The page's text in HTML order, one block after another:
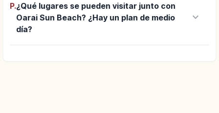
P.¿Qué lugares se pueden visitar junto con
Oarai Sun Beach? ¿Hay un plan de medio
día?
keyboard_arrow_down